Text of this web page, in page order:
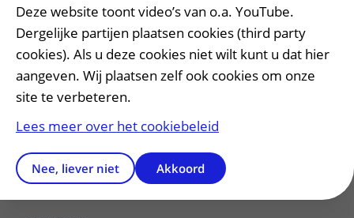
Onze opleidingen
De Nieuwe Utrechtse School
Stage en opleidingsplaatsen
Research
Research groups
Researchers
Research technologies
Deze website toont video’s van o.a. YouTube.
Dergelijke partijen plaatsen cookies (third party
cookies). Als u deze cookies niet wilt kunt u dat hier
aangeven. Wij plaatsen zelf ook cookies om onze
site te verbeteren.
Lees meer over het cookiebeleid
Nee, liever niet Akkoord